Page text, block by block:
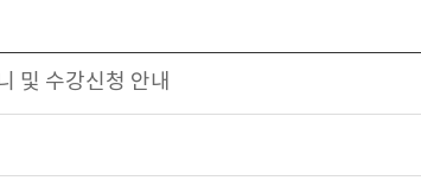
및 수강신청 안내